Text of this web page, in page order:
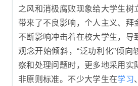
之风和消极腐败现象给大学生树
带来了不良影响，个人主义、拜
不断影响冲击着在校大学生，导
观念开始倾斜，“泛功利化”倾向
察和处理问题时，更多地采用实
非原则标准。不少大学生在学习